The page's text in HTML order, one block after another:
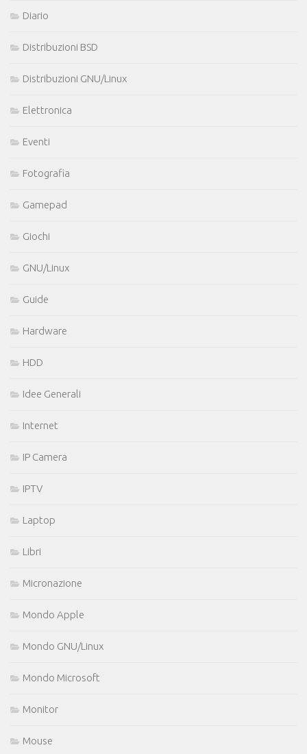
Diario
Distribuzioni BSD
Distribuzioni GNU/Linux
Elettronica
Eventi
Fotografia
Gamepad
Giochi
GNU/Linux
Guide
Hardware
HDD
Idee Generali
Internet
IP Camera
IPTV
Laptop
Libri
Micronazione
Mondo Apple
Mondo GNU/Linux
Mondo Microsoft
Monitor
Mouse